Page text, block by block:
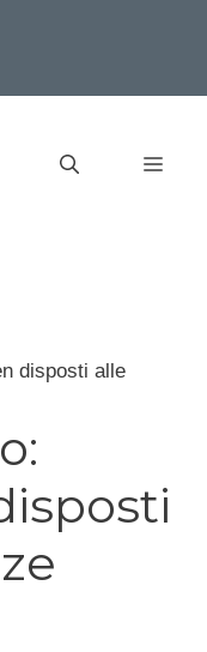
disposti alle